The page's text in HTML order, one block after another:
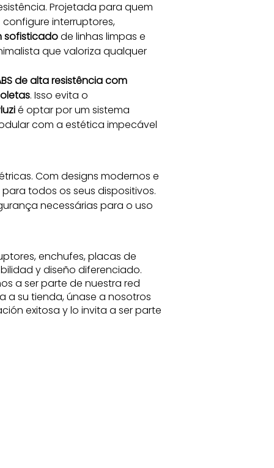
Projetada para quem
interruptores,
sofisticado de linhas limpas e
que valoriza qualquer
de alta resistência com
. Isso evita o
é optar por um sistema
com a estética impecável
Com designs modernos e
todos os seus dispositivos.
necessárias para o uso
enchufes, placas de
y diseño diferenciado.
a ser parte de nuestra red
a su tienda, únase a nosotros
exitosa y lo invita a ser parte